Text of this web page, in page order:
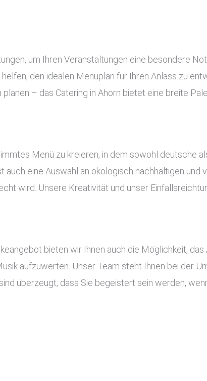
um Ihren Veranstaltungen eine besondere
den idealen Menüplan für Ihren Anlass zu
– das Catering in Ahorn bietet eine breite
Menü zu kreieren, in dem sowohl deutsche
eine Auswahl an ökologisch nachhaltigen und
wird. Unsere Kreativität und unser
bieten wir Ihnen auch die Möglichkeit,
aufzuwerten. Unser Team steht Ihnen bei der
überzeugt, dass Sie begeistert sein werden,